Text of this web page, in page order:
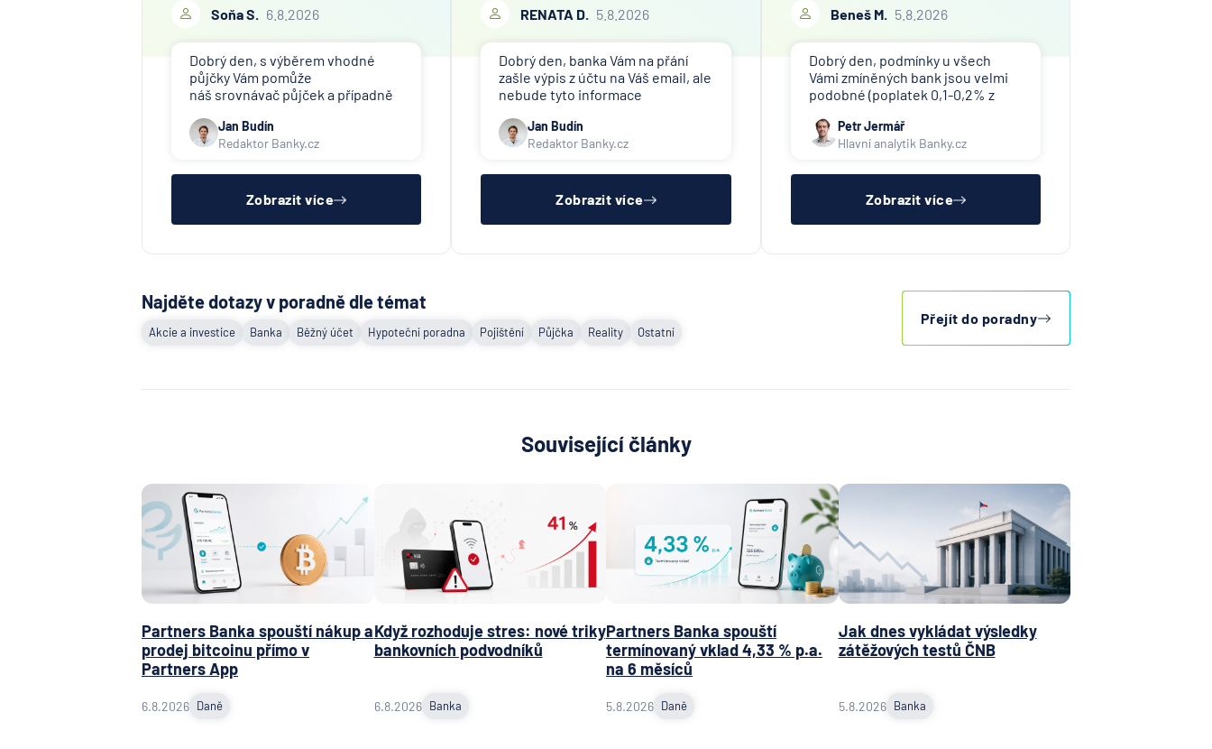
Soňa S. 6.8.2026
Dobrý den, s výběrem vhodné
půjčky Vám pomůže
náš srovnávač půjček a případně
půjček. Pro získání půjčky je třeba
mít dostatečný příjem, nebýt ve
čistý registr dlužník a ideálně mít
Jan Budín
Redaktor Banky.cz
Zobrazit více
společnosti, které toto požaduje za
účelem ověření bankovního účtu.
Děkuji
RENATA D. 5.8.2026
Dobrý den, banka Vám na přání
zašle výpis z účtu na Váš email, ale
nebude tyto informace
společnosti). Případné přeposlání
emailu s výpisem jiným osobám či
zařídit sama.
Jan Budín
Redaktor Banky.cz
Zobrazit více
Objem finanční hotovosti pro úschovu
je mezi 9,2 a 10,0 mil. Kč. Děkuji za
odpověď!
Beneš M. 5.8.2026
Dobrý den, podmínky u všech
Vámi zmíněných bank jsou velmi
podobné (poplatek 0,1-0,2% z
náš srovnávač jistotních účtů.
Banky tuto službu často nabízí jen
hypotéce a bývá komplikované
sladit všec
Petr Jermář
Hlavní analytik Banky.cz
Zobrazit více
Najděte dotazy v poradně dle témat
Akcie a investice Banka Běžný účet Hypoteční poradna Pojištění Půjčka Reality Ostatní
Přejít do poradny
Související články
Partners Banka spouští nákup a
prodej bitcoinu přímo v
Partners App
6.8.2026 Daně
Když rozhoduje stres: nové triky
bankovních podvodníků
6.8.2026 Banka
Partners Banka spouští
termínovaný vklad 4,33 % p.a.
na 6 měsíců
5.8.2026 Daně
Jak dnes vykládat výsledky
zátěžových testů ČNB
5.8.2026 Banka